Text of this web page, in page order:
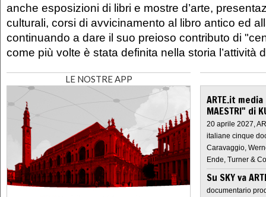
anche esposizioni di libri e mostre d’arte,
culturali, corsi di avvicinamento al libro antico ed
continuando a dare il suo preioso contributo di
come più volte è stata definita nella storia l’attività
LE NOSTRE APP
ARTE.it
MAESTRI" di
20 aprile 2027,
italiane cinque
Caravaggio,
Ende, Turner &
Su SKY va
documentario